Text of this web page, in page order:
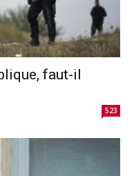
faut-il
523